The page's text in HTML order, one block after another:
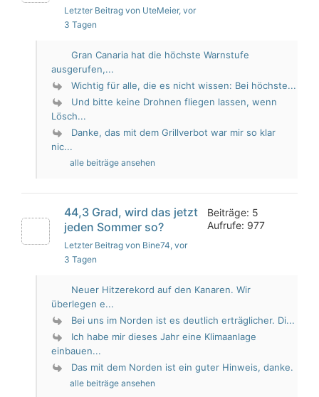
Letzter Beitrag von UteMeier, vor
3 Tagen
Gran Canaria hat die höchste Warnstufe
ausgerufen,...
Wichtig für alle, die es nicht wissen: Bei höchste...
Und bitte keine Drohnen fliegen lassen, wenn
Lösch...
Danke, das mit dem Grillverbot war mir so klar
nic...
alle beiträge ansehen
44,3 Grad, wird das jetzt
jeden Sommer so?
Letzter Beitrag von Bine74, vor
3 Tagen
Beiträge: 5
Aufrufe: 977
Neuer Hitzerekord auf den Kanaren. Wir
überlegen e...
Bei uns im Norden ist es deutlich erträglicher. Di...
Ich habe mir dieses Jahr eine Klimaanlage
einbauen...
Das mit dem Norden ist ein guter Hinweis, danke.
alle beiträge ansehen